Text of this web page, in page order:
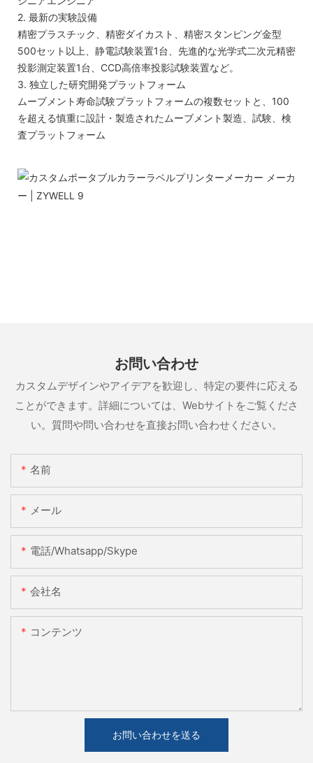
2. 最新の実験設備
精密プラスチック、精密ダイカスト、精密スタンピング金型
500セット以上、静電試験装置1台、先進的な光学式二次元精密
投影測定装置1台、CCD高倍率投影試験装置など。
3. 独立した研究開発プラットフォーム
ムーブメント寿命試験プラットフォームの複数セットと、100
を超える慎重に設計・製造されたムーブメント製造、試験、検
査プラットフォーム
お問い合わせ
カスタムデザインやアイデアを歓迎し、特定の要件に応える
ことができます。詳細については、Webサイトをご覧くださ
い。質問や問い合わせを直接お問い合わせください。
名前
メール
電話/whatsapp/skype
会社名
コンテンツ
お問い合わせを送る